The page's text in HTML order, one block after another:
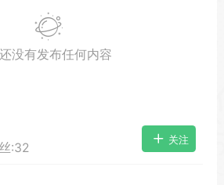
彰显与众不同
没有发布任何内容
:32
关注